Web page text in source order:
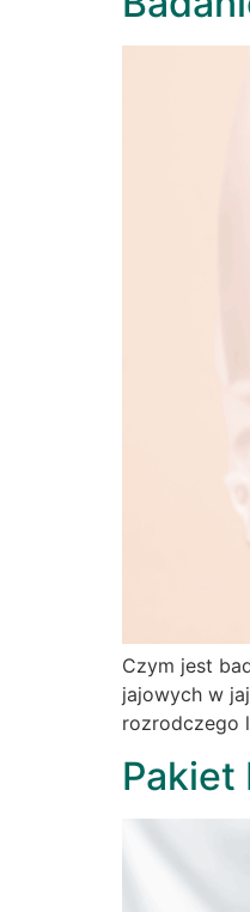
Czym jest
jajowych w
rozrodczego
Pakiet